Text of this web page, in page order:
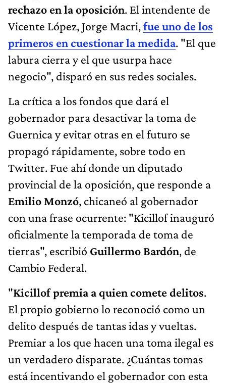
rechazo en la oposición. El intendente de
Vicente López, Jorge Macri,fue uno de los
primeros en cuestionar la medida. "El que
labura cierra y el que usurpa hace
negocio", disparó en sus redes sociales.
La crítica a los fondos que dará el
gobernador para desactivar la toma de
Guernica y evitar otras en el futuro se
propagó rápidamente, sobre todo en
Twitter. Fue ahí donde un diputado
provincial de la oposición, que responde a
Emilio Monzó, chicaneó al gobernador
con una frase ocurrente: "Kicillof inauguró
oficialmente la temporada de toma de
tierras", escribió Guillermo Bardón, de
Cambio Federal.
"Kicillof premia a quien comete delitos.
El propio gobierno lo reconoció como un
delito después de tantas idas y vueltas.
Premiar a los que hacen una toma ilegal es
un verdadero disparate. ¿Cuántas tomas
está incentivando el gobernador con esta